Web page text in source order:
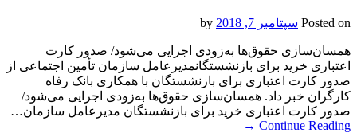
Posted on سپتامبر 7, 2018
همسان‌سازی حقوق‌ها به‌زودی اجرایی می‌شود/ صدور کارت
اعتباری خرید برای بازنشستگانمدیرعامل سازمان تأمین اجتماعی از
صدور کارت اعتباری برای بازنشستگان با همکاری بانک رفاه
کارگران خبر داد. همسان‌سازی حقوق‌ها به‌زودی اجرایی می‌شود/
صدور کارت اعتباری خرید برای بازنشستگان مدیرعامل سازمان…
Continue Reading
→